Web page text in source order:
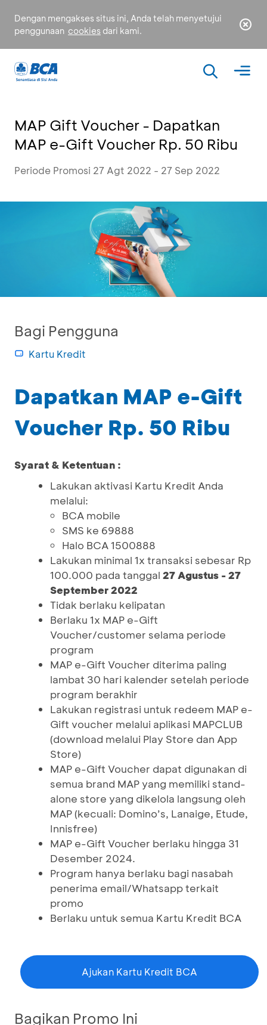
Dengan mengakses situs ini, Anda telah menyetujui
penggunaan cookies dari kami.
MAP Gift Voucher - Dapatkan
MAP e-Gift Voucher Rp. 50 Ribu
Periode Promosi 27 Agt 2022 - 27 Sep 2022
Bagi Pengguna
Kartu Kredit
Dapatkan MAP e-Gift
Voucher Rp. 50 Ribu
Syarat & Ketentuan :
Lakukan aktivasi Kartu Kredit Anda
melalui:
BCA mobile
SMS ke 69888
Halo BCA 1500888
Lakukan minimal 1x transaksi sebesar Rp
100.000 pada tanggal 27 Agustus - 27
September 2022
Tidak berlaku kelipatan
Berlaku 1x MAP e-Gift
Voucher/customer selama periode
program
MAP e-Gift Voucher diterima paling
lambat 30 hari kalender setelah periode
program berakhir
Lakukan registrasi untuk redeem MAP e-
Gift voucher melalui aplikasi MAPCLUB
(download melalui Play Store dan App
Store)
MAP e-Gift Voucher dapat digunakan di
semua brand MAP yang memiliki stand-
alone store yang dikelola langsung oleh
MAP (kecuali: Domino’s, Lanaige, Etude,
Innisfree)
MAP e-Gift Voucher berlaku hingga 31
Desember 2024.
Program hanya berlaku bagi nasabah
penerima email/Whatsapp terkait
promo
Berlaku untuk semua Kartu Kredit BCA
Ajukan Kartu Kredit BCA
Bagikan Promo Ini